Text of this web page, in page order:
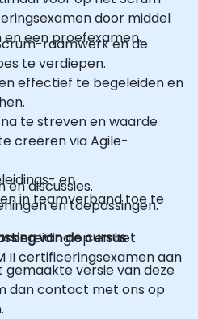
door middel
een proefexamen.
raamwerk en de
te verdiepen.
effectief te begeleiden en
te streven en waarde
creëren via Agile-
en
in teamverband toe te
op en het
II certificeringsexamen aan
discussies.
en toepassingen.
van de cursus
gemaakte versie van deze
dan contact met ons op